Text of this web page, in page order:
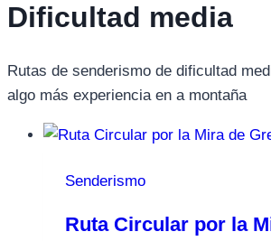
Dificultad media
Rutas de senderismo de dificultad
algo más experiencia en a montaña
Senderismo
Ruta Circular por la